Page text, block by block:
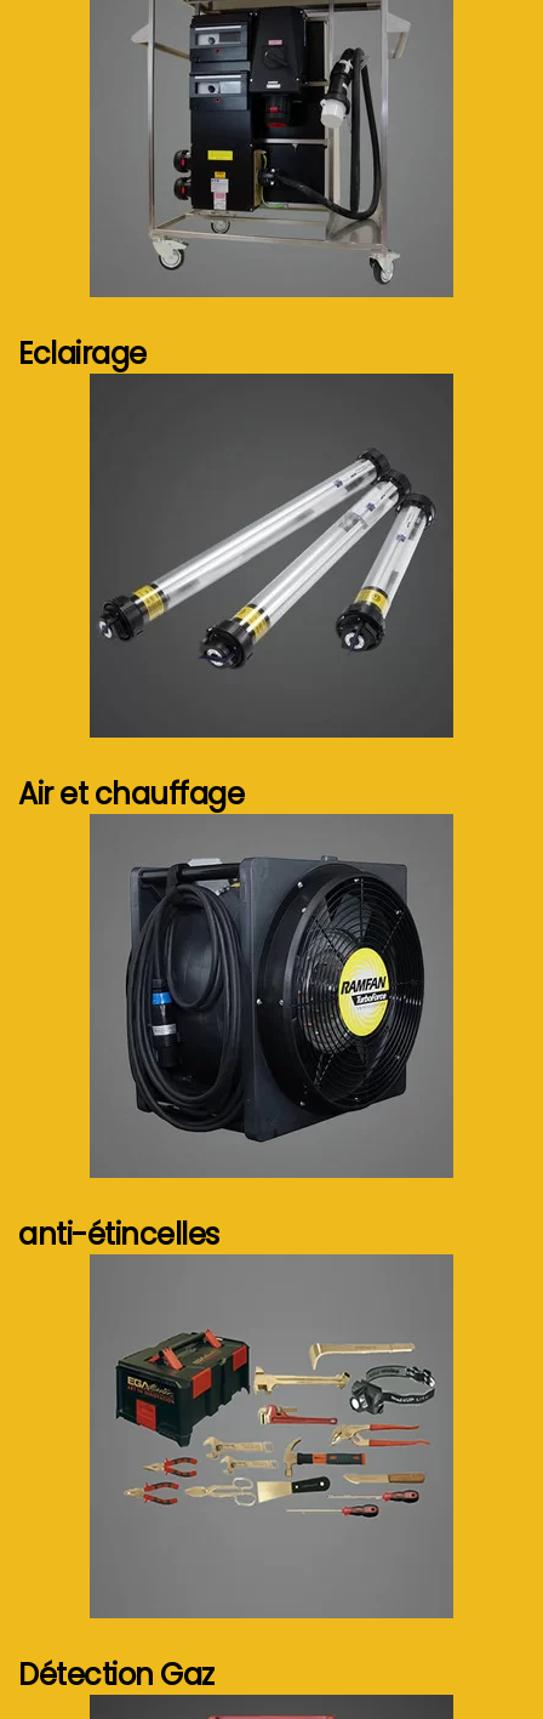
Eclairage
Air et chauffage
anti-étincelles
Détection Gaz